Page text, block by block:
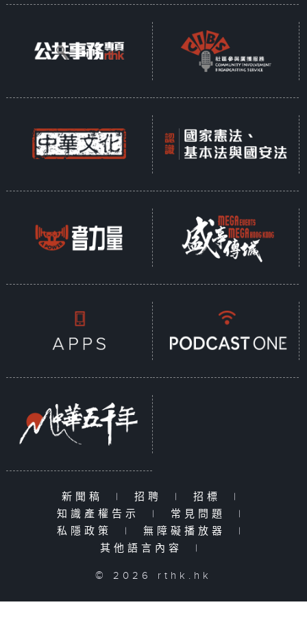
新聞稿 | 招聘 | 招標
|
知識產權告示
| 常見問題
|
私隱政策
| 無障礙播放器
|
其他語言內容
|
© 2026 rthk.hk